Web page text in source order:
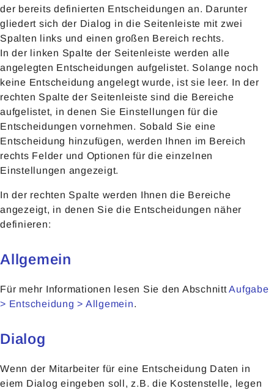
der bereits definierten Entscheidungen an. Darunter
gliedert sich der Dialog in die Seitenleiste mit zwei
Spalten links und einen großen Bereich rechts.
In der linken Spalte der Seitenleiste werden alle
angelegten Entscheidungen aufgelistet. Solange noch
keine Entscheidung angelegt wurde, ist sie leer. In der
rechten Spalte der Seitenleiste sind die Bereiche
aufgelistet, in denen Sie Einstellungen für die
Entscheidungen vornehmen. Sobald Sie eine
Entscheidung hinzufügen, werden Ihnen im Bereich
rechts Felder und Optionen für die einzelnen
Einstellungen angezeigt.
In der rechten Spalte werden Ihnen die Bereiche
angezeigt, in denen Sie die Entscheidungen näher
definieren:
Allgemein
Für mehr Informationen lesen Sie den AbschnittAufgabe
> Entscheidung > Allgemein.
Dialog
Wenn der Mitarbeiter für eine Entscheidung Daten in
eiem Dialog eingeben soll, z.B. die Kostenstelle, legen